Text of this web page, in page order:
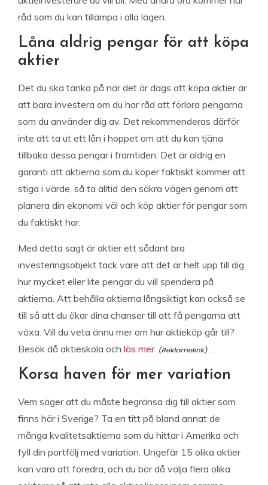
råd som du kan tillämpa i alla lägen.
Låna aldrig pengar för att köpa
aktier
Det du ska tänka på när det är dags att köpa aktier är
att bara investera om du har råd att förlora pengarna
som du använder dig av. Det rekommenderas därför
inte att ta ut ett lån i hoppet om att du kan tjäna
tillbaka dessa pengar i framtiden. Det är aldrig en
garanti att aktierna som du köper faktiskt kommer att
stiga i värde, så ta alltid den säkra vägen genom att
planera din ekonomi väl och köp aktier för pengar som
du faktiskt har.
Med detta sagt är aktier ett sådant bra
investeringsobjekt tack vare att det är helt upp till dig
hur mycket eller lite pengar du vill spendera på
aktierna. Att behålla aktierna långsiktigt kan också se
till så att du ökar dina chanser till att få pengarna att
växa. Vill du veta ännu mer om hur aktieköp går till?
Besök då aktieskola och läs mer .
Korsa haven för mer variation
Vem säger att du måste begränsa dig till aktier som
finns här i Sverige? Ta en titt på bland annat de
många kvalitetsaktierna som du hittar i Amerika och
fyll din portfölj med variation. Ungefär 15 olika aktier
kan vara att föredra, och du bör då välja flera olika